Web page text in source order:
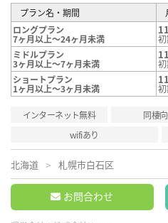
プラン名・期間
ロングプラン
7ヶ月以上～24ヶ月未満
ミドルプラン
3ヶ月以上～7ヶ月未満
ショートプラン
1ヶ月以上～3ヶ月未満
インターネット無料 同棲
wifiあり
北海道 札幌市白石区
お問合わせ